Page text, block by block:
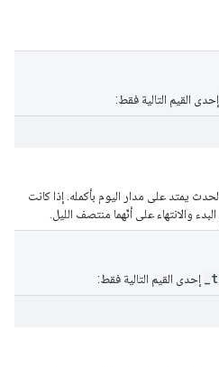
إحدى القيم التالية فقط:
يمتد على مدار اليوم بأكمله. إذا كانت
والانتهاء على أنّهما منتصف الليل.
إحدى القيم التالية فقط: